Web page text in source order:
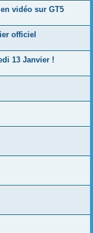
vidéo sur GT5
officiel
13 Janvier !